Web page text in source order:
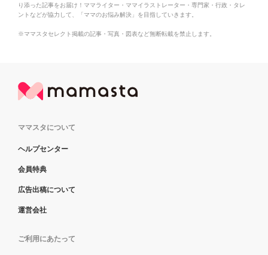
り添った記事をお届け！ママライター・ママイラストレーター・専門家・行政・タレ
ントなどが協力して、「ママのお悩み解決」を目指していきます。
※ママスタセレクト掲載の記事・写真・図表など無断転載を禁止します。
ママスタについて
ヘルプセンター
会員特典
広告出稿について
運営会社
ご利用にあたって